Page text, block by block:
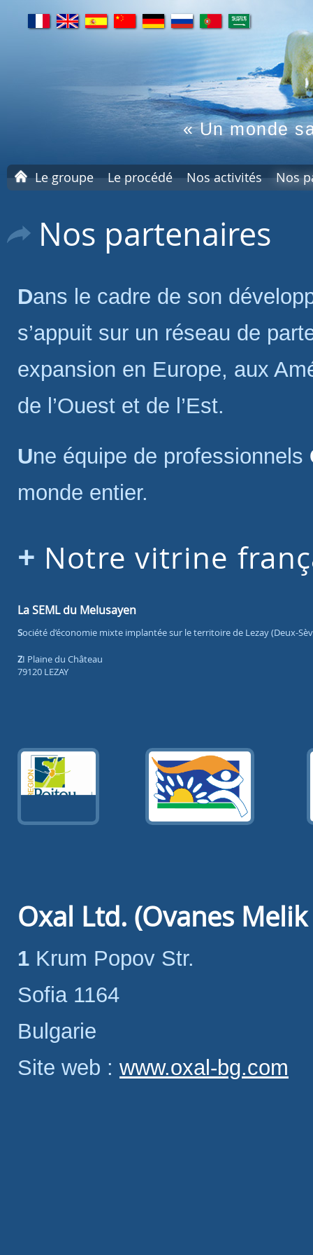
fr en es cn de ru pt ar
« Un monde
A
e
i
Le groupe Le procédé Nos activités Nos
Nos partenaires
Dans le cadre de son
s’appuit sur un réseau de
expansion en Europe, aux
de l’Ouest et de l’Est.
Une équipe de professionnels
monde entier.
Notre vitrine
La SEML du Melusayen
Société d’économie mixte implantée sur le territoire de Lezay (Deux-
ZI Plaine du Château
79120 LEZAY
Oxal Ltd. (Ovanes Melik
1 Krum Popov Str.
Sofia 1164
Bulgarie
Site web : www.oxal-bg.com